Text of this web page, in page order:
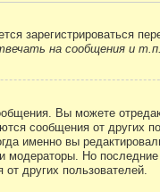
зарегистрироваться
на сообщения и т.п.
Вы можете
сообщения от других
именно вы
Но последние
других пользователей.